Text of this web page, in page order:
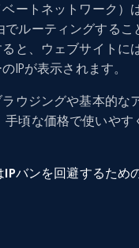
ートネットワーク）
でルーティングするこ
と、ウェブサイトに
IPが表示されます。
ラウジングや基本的な
手頃な価格で使いやす
IPバンを回避するため